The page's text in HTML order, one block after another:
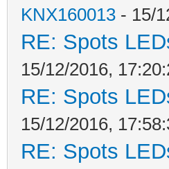
KNX160013 - 15/
RE: Spots
15/12/2016,
RE: Spots
15/12/2016,
RE: Spots